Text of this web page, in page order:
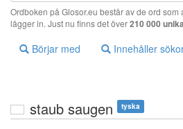
Ordboken på Glosor.eu består av de ord
lägger in. Just nu finns det över210 000 unika
Börjar med Innehåller
staub saugen tyska